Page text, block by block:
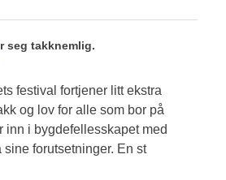
seg takknemlig.
festival fortjener litt ekstra
og lov for alle som bor på
inn i bygdefellesskapet med
sine forutsetninger. En st